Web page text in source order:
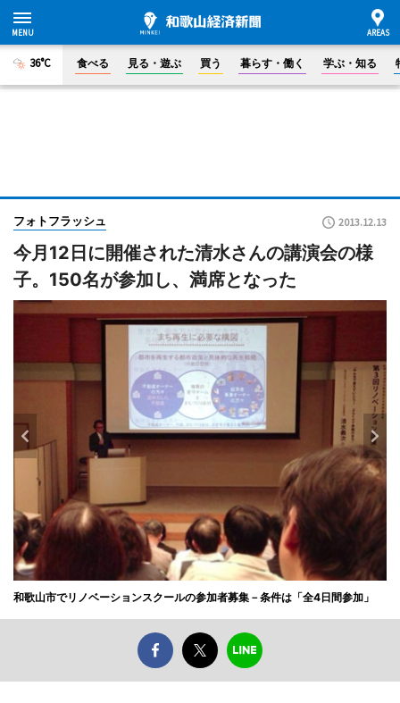
36°C 食べる 見る・遊ぶ 買う 暮らす・働く 学ぶ・知る
フォトフラッシュ 2013.12.13
今月12日に開催された清水さんの講演会の様
子。150名が参加し、満席となった
和歌山市でリノベーションスクールの参加者募集－条件は「全4日間参加」